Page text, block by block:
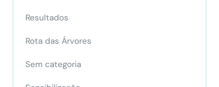
Resultados
Rota das Árvores
Sem categoria